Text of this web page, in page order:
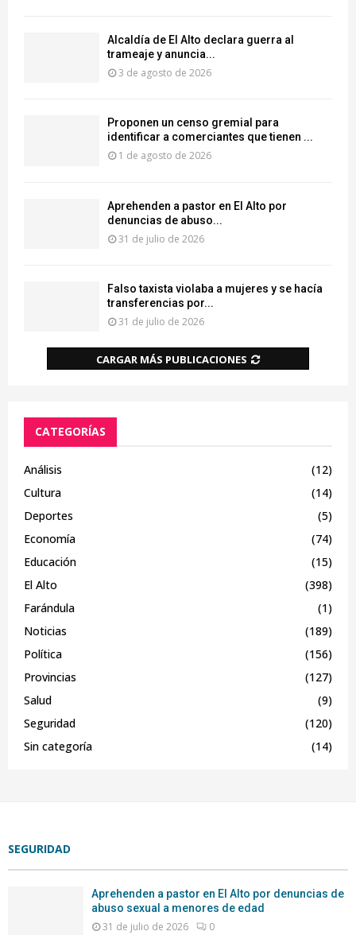
‎Alcaldía de El Alto declara guerra al
trameaje y anuncia...
3 de agosto de 2026
Proponen un censo gremial para
identificar a comerciantes que tienen ...
1 de agosto de 2026
Aprehenden a pastor en El Alto por
denuncias de abuso...
31 de julio de 2026
Falso taxista violaba a mujeres y se hacía
transferencias por...
31 de julio de 2026
CARGAR MÁS PUBLICACIONES
CATEGORÍAS
Análisis
(12)
Cultura
(14)
Deportes
(5)
Economía
(74)
Educación
(15)
El Alto
(398)
Farándula
(1)
Noticias
(189)
Política
(156)
Provincias
(127)
Salud
(9)
Seguridad
(120)
Sin categoría
(14)
SEGURIDAD
Aprehenden a pastor en El Alto por denuncias de
abuso sexual a menores de edad
31 de julio de 2026 0